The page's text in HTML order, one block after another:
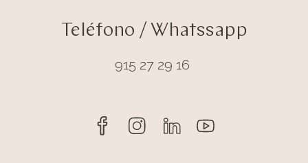
Teléfono / Whatssapp
915 27 29 16